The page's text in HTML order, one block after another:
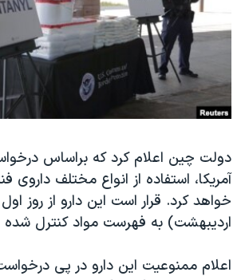
فرهنگ و زندگی
حقوق شهروندی
اقتصادی
علم و فناوری
گالری عکس
آرشیو پخش زنده
مستندها
انتخابات ریاست جمهوری آمریکا ۲۰۲۴
حمله جمهوری اسلامی به اسرائیل
رمز مهسا
اعتراضات زن، زندگی، آزادی
مجموعه مستندهای دادخواهی
تریبونال مردمی آبان ۹۸
چهل سال گروگان‌گیری
دنبال کنید
زبانهای مختلف
دولت چین اعلام کرد که براساس
آمریکا، استفاده از انواع مختلف داروی
اردیبهشت) به فهرست مواد کنترل
اعلام ممنوعیت این دارو در پی